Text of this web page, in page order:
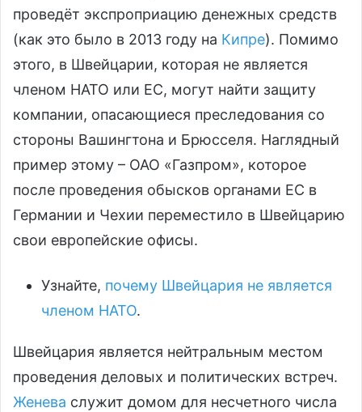
проведёт экспроприацию денежных средств
(как это было в 2013 году на Кипре). Помимо
этого, в Швейцарии, которая не является
членом НАТО или ЕС, могут найти защиту
компании, опасающиеся преследования со
стороны Вашингтона и Брюсселя. Наглядный
пример этому – ОАО «Газпром», которое
после проведения обысков органами ЕС в
Германии и Чехии переместило в Швейцарию
свои европейские офисы.
Узнайте, почему Швейцария не является
членом НАТО.
Швейцария является нейтральным местом
проведения деловых и политических встреч.
Женева служит домом для несчетного числа